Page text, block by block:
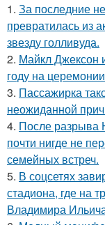
1. За последние
превратилась из
звезду голливуда.
2. Майкл Джексон
году на
3. Пассажирка
неожиданной
4. После разрыва
почти нигде не
семейных встреч.
5. В соцсетях
стадиона, где на
Владимира